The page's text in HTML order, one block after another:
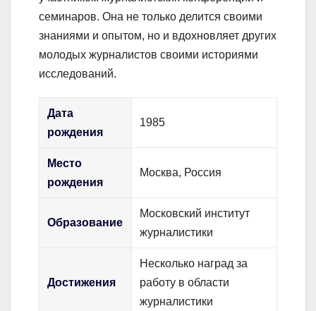
семинаров. Она не только делится своими
знаниями и опытом, но и вдохновляет других
молодых журналистов своими историями
исследований.
Дата
рождения
1985
Место
рождения
Москва, Россия
Образование
Московский институт
журналистики
Достижения
Несколько наград за
работу в области
журналистики